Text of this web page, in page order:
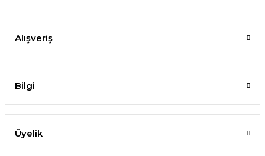
Alışveriş
Bilgi
Üyelik